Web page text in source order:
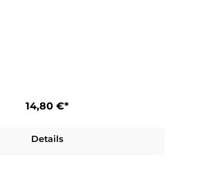
14,80 €*
Details